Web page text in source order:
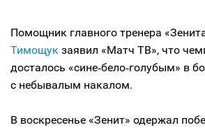
Помощник главного тренера
Тимощук заявил «Матч ТВ», что
досталось «сине‑бело‑голубым» в
с небывалым накалом.
В воскресенье «Зенит» одержал